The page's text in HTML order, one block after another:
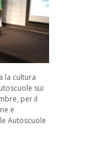
la cultura
sui
per il
e
Autoscuole